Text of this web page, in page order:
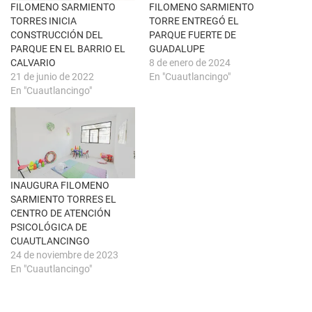
n
t
a
n
a
n
u
e
v
a
)
k
S
e
a
b
e
e
n
u
n
e
t
a
n
a
n
u
e
v
a
)
FILOMENO SARMIENTO
TORRES INICIA
CONSTRUCCIÓN DEL
PARQUE EN EL BARRIO EL
CALVARIO
21 de junio de 2022
En "Cuautlancingo"
FILOMENO SARMIENTO
TORRE ENTREGÓ EL
PARQUE FUERTE DE
GUADALUPE
8 de enero de 2024
En "Cuautlancingo"
INAUGURA FILOMENO
SARMIENTO TORRES EL
CENTRO DE ATENCIÓN
PSICOLÓGICA DE
CUAUTLANCINGO
24 de noviembre de 2023
En "Cuautlancingo"